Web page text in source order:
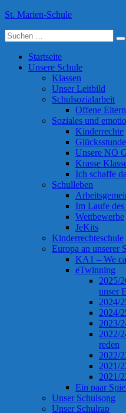
Skip
content
St. Marien-Schule
Katholische Grundschule in
Suche
nach:
Startseite
Unsere Schule
Klassen
Unser Leitbild
Schulsozialarbeit
Offene
Soziales und
Kinderrechte
Unsere NO
Krasse
Ich schaffe
Schulleben
Im Laufe des
Wettbewerbe
JeKits
Kinderrechteschule
Europa an unserer
KA1 – We
eTwinning
2025/
unser
2024/
2024/
2023/
2022/
reden
2022/
2021/
2021/
Ein paar
Unser Schulsong
Unser Schulrap